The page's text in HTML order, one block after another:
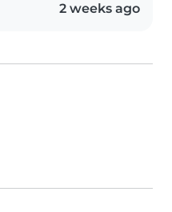
2 weeks ago